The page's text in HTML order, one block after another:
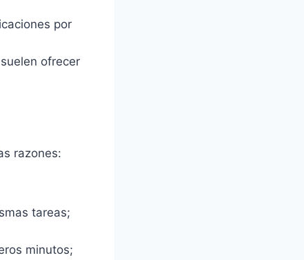
por
ofrecer
razones:
tareas;
minutos;